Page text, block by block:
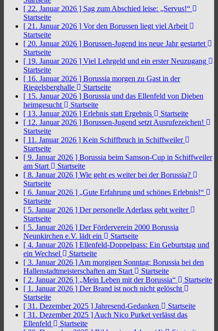
[ 22. Januar 2026 ] Sag zum Abschied leise: „Servus!“
Startseite
[ 21. Januar 2026 ] Vor den Borussen liegt viel Arbeit
Startseite
[ 20. Januar 2026 ] Borussen-Jugend ins neue Jahr gestartet
Startseite
[ 19. Januar 2026 ] Viel Lehrgeld und ein erster Neuzugang
Startseite
[ 16. Januar 2026 ] Borussia morgen zu Gast in der
Riegelsberghalle
Startseite
[ 15. Januar 2026 ] Borussia und das Ellenfeld von Dieben
heimgesucht
Startseite
[ 13. Januar 2026 ] Erlebnis statt Ergebnis
Startseite
[ 12. Januar 2026 ] Borussen-Jugend setzt Ausrufezeichen!
Startseite
[ 11. Januar 2026 ] Kein Schiffbruch in Schiffweiler
Startseite
[ 9. Januar 2026 ] Borussia beim Samson-Cup in Schiffweiler
am Start
Startseite
[ 8. Januar 2026 ] Wie geht es weiter bei der Borussia?
Startseite
[ 6. Januar 2026 ] „Gute Erfahrung und schönes Erlebnis!“
Startseite
[ 5. Januar 2026 ] Der personelle Aderlass geht weiter
Startseite
[ 5. Januar 2026 ] Der Förderverein 2000 Borussia
Neunkirchen e.V. lädt ein
Startseite
[ 4. Januar 2026 ] Ellenfeld-Doppelpass: Ein Geburtstag und
ein Wechsel
Startseite
[ 3. Januar 2026 ] Am morgigen Sonntag: Borussia bei den
Hallenstadtmeisterschaften am Start
Startseite
[ 2. Januar 2026 ] „Mein Leben mit der Borussia“
Startseite
[ 1. Januar 2026 ] Der Brand ist noch nicht gelöscht
Startseite
[ 31. Dezember 2025 ] Jahresend-Gedanken
Startseite
[ 31. Dezember 2025 ] Auch Nico Purket verlässt das
Ellenfeld
Startseite